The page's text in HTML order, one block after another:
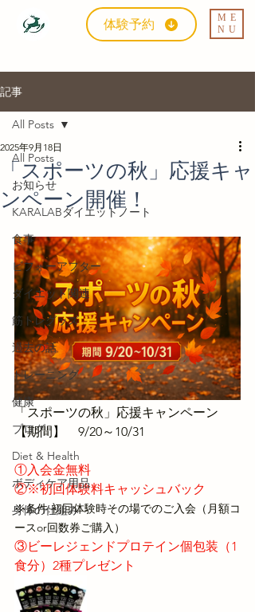
体験予約
ME
NU
記事
All Posts
お知らせ
KARALABダイエットノート
食事
ビフォーアフター
ダイエット関連
筋トレグッズ
過去の話
トレーニング
健康
ブログ
Diet & Health
ボディケア用品
身体の仕組み
All Posts
「スポーツの秋」応援キャ
ンペーン開催！
2025年9月18日
「スポーツの秋」応援キャンペーン
【期間】　9/20～10/31
①入会金無料
②※初回体験料キャッシュバック
※条件:初回体験時その場でのご入会（月額コ
ースor回数券ご購入）
③ビーレジェンドプロテイン個包装（1
食分）2種プレゼント